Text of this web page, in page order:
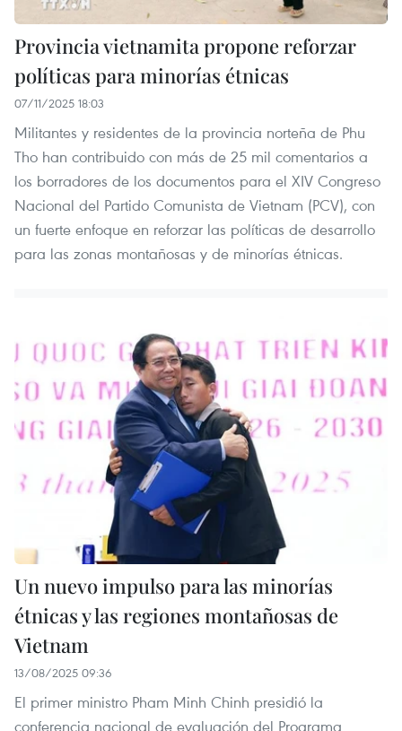
Provincia vietnamita propone reforzar
políticas para minorías étnicas
07/11/2025 18:03
Militantes y residentes de la provincia norteña de Phu
Tho han contribuido con más de 25 mil comentarios a
los borradores de los documentos para el XIV Congreso
Nacional del Partido Comunista de Vietnam (PCV), con
un fuerte enfoque en reforzar las políticas de desarrollo
para las zonas montañosas y de minorías étnicas.
Un nuevo impulso para las minorías
étnicas y las regiones montañosas de
Vietnam
13/08/2025 09:36
El primer ministro Pham Minh Chinh presidió la
conferencia nacional de evaluación del Programa